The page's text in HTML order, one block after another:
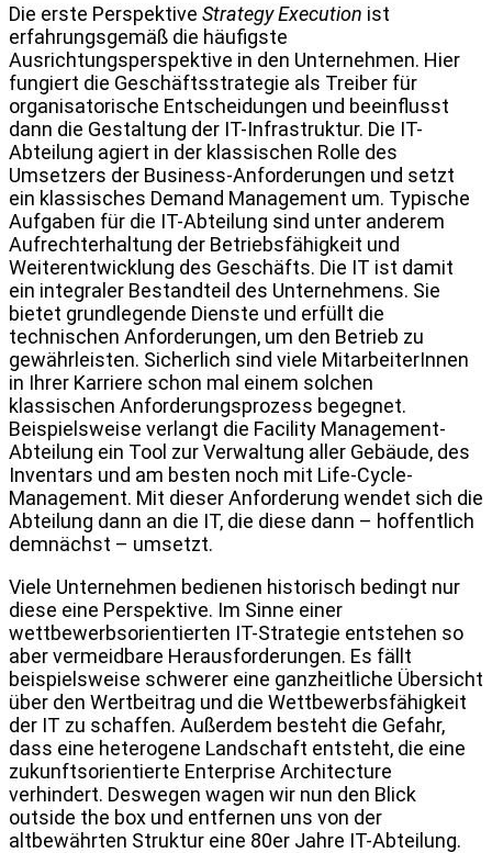
Die erste Perspektive Strategy Execution ist
erfahrungsgemäß die häufigste
Ausrichtungsperspektive in den Unternehmen. Hier
fungiert die Geschäftsstrategie als Treiber für
organisatorische Entscheidungen und beeinflusst
dann die Gestaltung der IT-Infrastruktur. Die IT-
Abteilung agiert in der klassischen Rolle des
Umsetzers der Business-Anforderungen und setzt
ein klassisches Demand Management um. Typische
Aufgaben für die IT-Abteilung sind unter anderem
Aufrechterhaltung der Betriebsfähigkeit und
Weiterentwicklung des Geschäfts. Die IT ist damit
ein integraler Bestandteil des Unternehmens. Sie
bietet grundlegende Dienste und erfüllt die
technischen Anforderungen, um den Betrieb zu
gewährleisten. Sicherlich sind viele MitarbeiterInnen
in Ihrer Karriere schon mal einem solchen
klassischen Anforderungsprozess begegnet.
Beispielsweise verlangt die Facility Management-
Abteilung ein Tool zur Verwaltung aller Gebäude, des
Inventars und am besten noch mit Life-Cycle-
Management. Mit dieser Anforderung wendet sich die
Abteilung dann an die IT, die diese dann – hoffentlich
demnächst – umsetzt.
Viele Unternehmen bedienen historisch bedingt nur
diese eine Perspektive. Im Sinne einer
wettbewerbsorientierten IT-Strategie entstehen so
aber vermeidbare Herausforderungen. Es fällt
beispielsweise schwerer eine ganzheitliche Übersicht
über den Wertbeitrag und die Wettbewerbsfähigkeit
der IT zu schaffen. Außerdem besteht die Gefahr,
dass eine heterogene Landschaft entsteht, die eine
zukunftsorientierte Enterprise Architecture
verhindert. Deswegen wagen wir nun den Blick
outside the box und entfernen uns von der
altbewährten Struktur eine 80er Jahre IT-Abteilung.